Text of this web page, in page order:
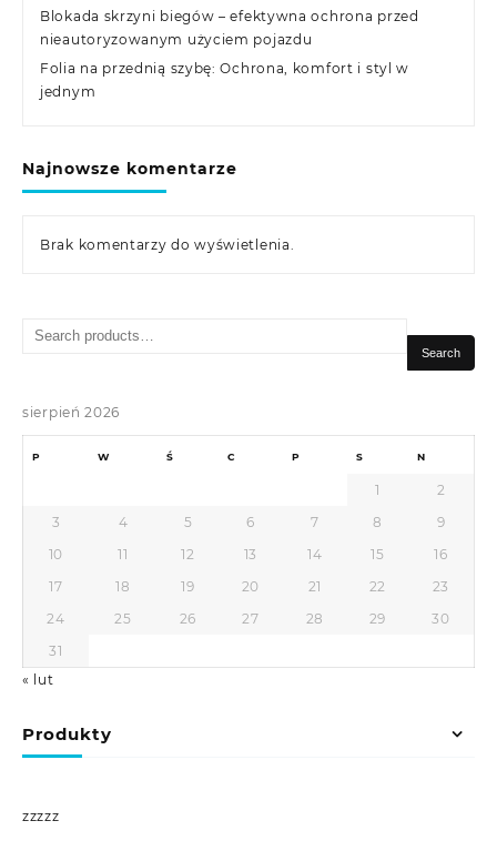
Blokada skrzyni biegów – efektywna ochrona przed
nieautoryzowanym użyciem pojazdu
Folia na przednią szybę: Ochrona, komfort i styl w
jednym
Najnowsze komentarze
Brak komentarzy do wyświetlenia.
Search
Search
sierpień 2026
P W Ś C P S N
1
2
3
4 5 6 7 8
9
10
11 12 13 14 15
16
17
18 19 20 21 22
23
24
25 26 27 28 29
30
31
« lut
Produkty
zzzzz